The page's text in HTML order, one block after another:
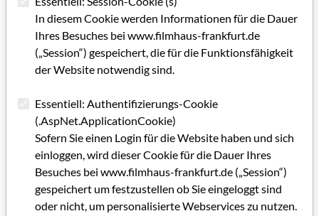
In diesem Cookie werden Informationen für die Dauer
Ihres Besuches bei www.filmhaus-frankfurt.de
(„Session“) gespeichert, die für die Funktionsfähigkeit
der Website notwendig sind.
Essentiell: Authentifizierungs-Cookie
(.AspNet.ApplicationCookie)
Sofern Sie einen Login für die Website haben und sich
einloggen, wird dieser Cookie für die Dauer Ihres
Besuches bei www.filmhaus-frankfurt.de („Session“)
gespeichert um festzustellen ob Sie eingeloggt sind
oder nicht, um personalisierte Webservices zu nutzen.